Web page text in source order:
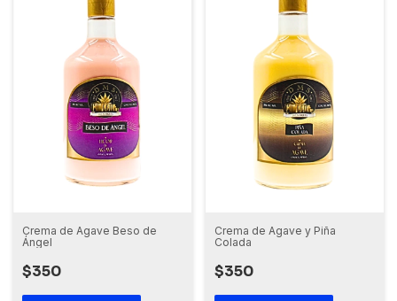
Crema de Agave Beso de
Ángel
$350
Crema de Agave y Piña
Colada
$350